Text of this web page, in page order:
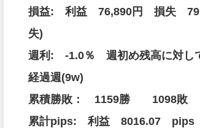
損益: 利益 76,890円 損失
失)
週利: -1.0％ 週初め残高に対し
経過週(9w)
累積勝敗： 1159勝 1098
累計pips: 利益 8016.07